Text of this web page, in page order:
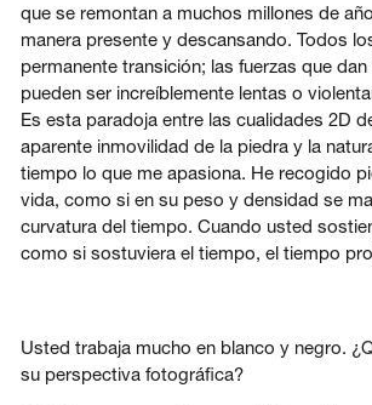
que se remontan a muchos millones de
manera presente y descansando. Todos
permanente transición; las fuerzas que
pueden ser increíblemente lentas o
Es esta paradoja entre las cualidades 2D
aparente inmovilidad de la piedra y la
tiempo lo que me apasiona. He recogido
vida, como si en su peso y densidad se
curvatura del tiempo. Cuando usted
como si sostuviera el tiempo, el tiempo
Usted trabaja mucho en blanco y negro.
su perspectiva fotográfica?